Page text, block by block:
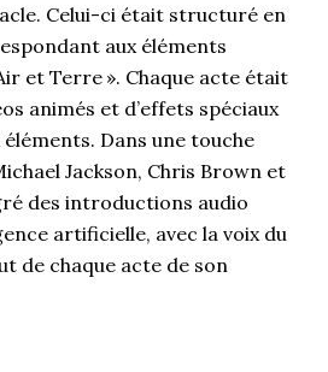
Celui-ci était structuré en
aux éléments
et Terre ». Chaque acte était
animés et d’effets spéciaux
Dans une touche
Jackson, Chris Brown et
des introductions audio
artificielle, avec la voix du
de chaque acte de son